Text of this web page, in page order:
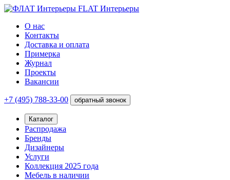
FLAT Интерьеры
О нас
Контакты
Доставка и оплата
Примерка
Журнал
Проекты
Вакансии
+7 (495) 788-33-00 обратный звонок
Каталог
Распродажа
Бренды
Дизайнеры
Услуги
Коллекция 2025 года
Мебель в наличии